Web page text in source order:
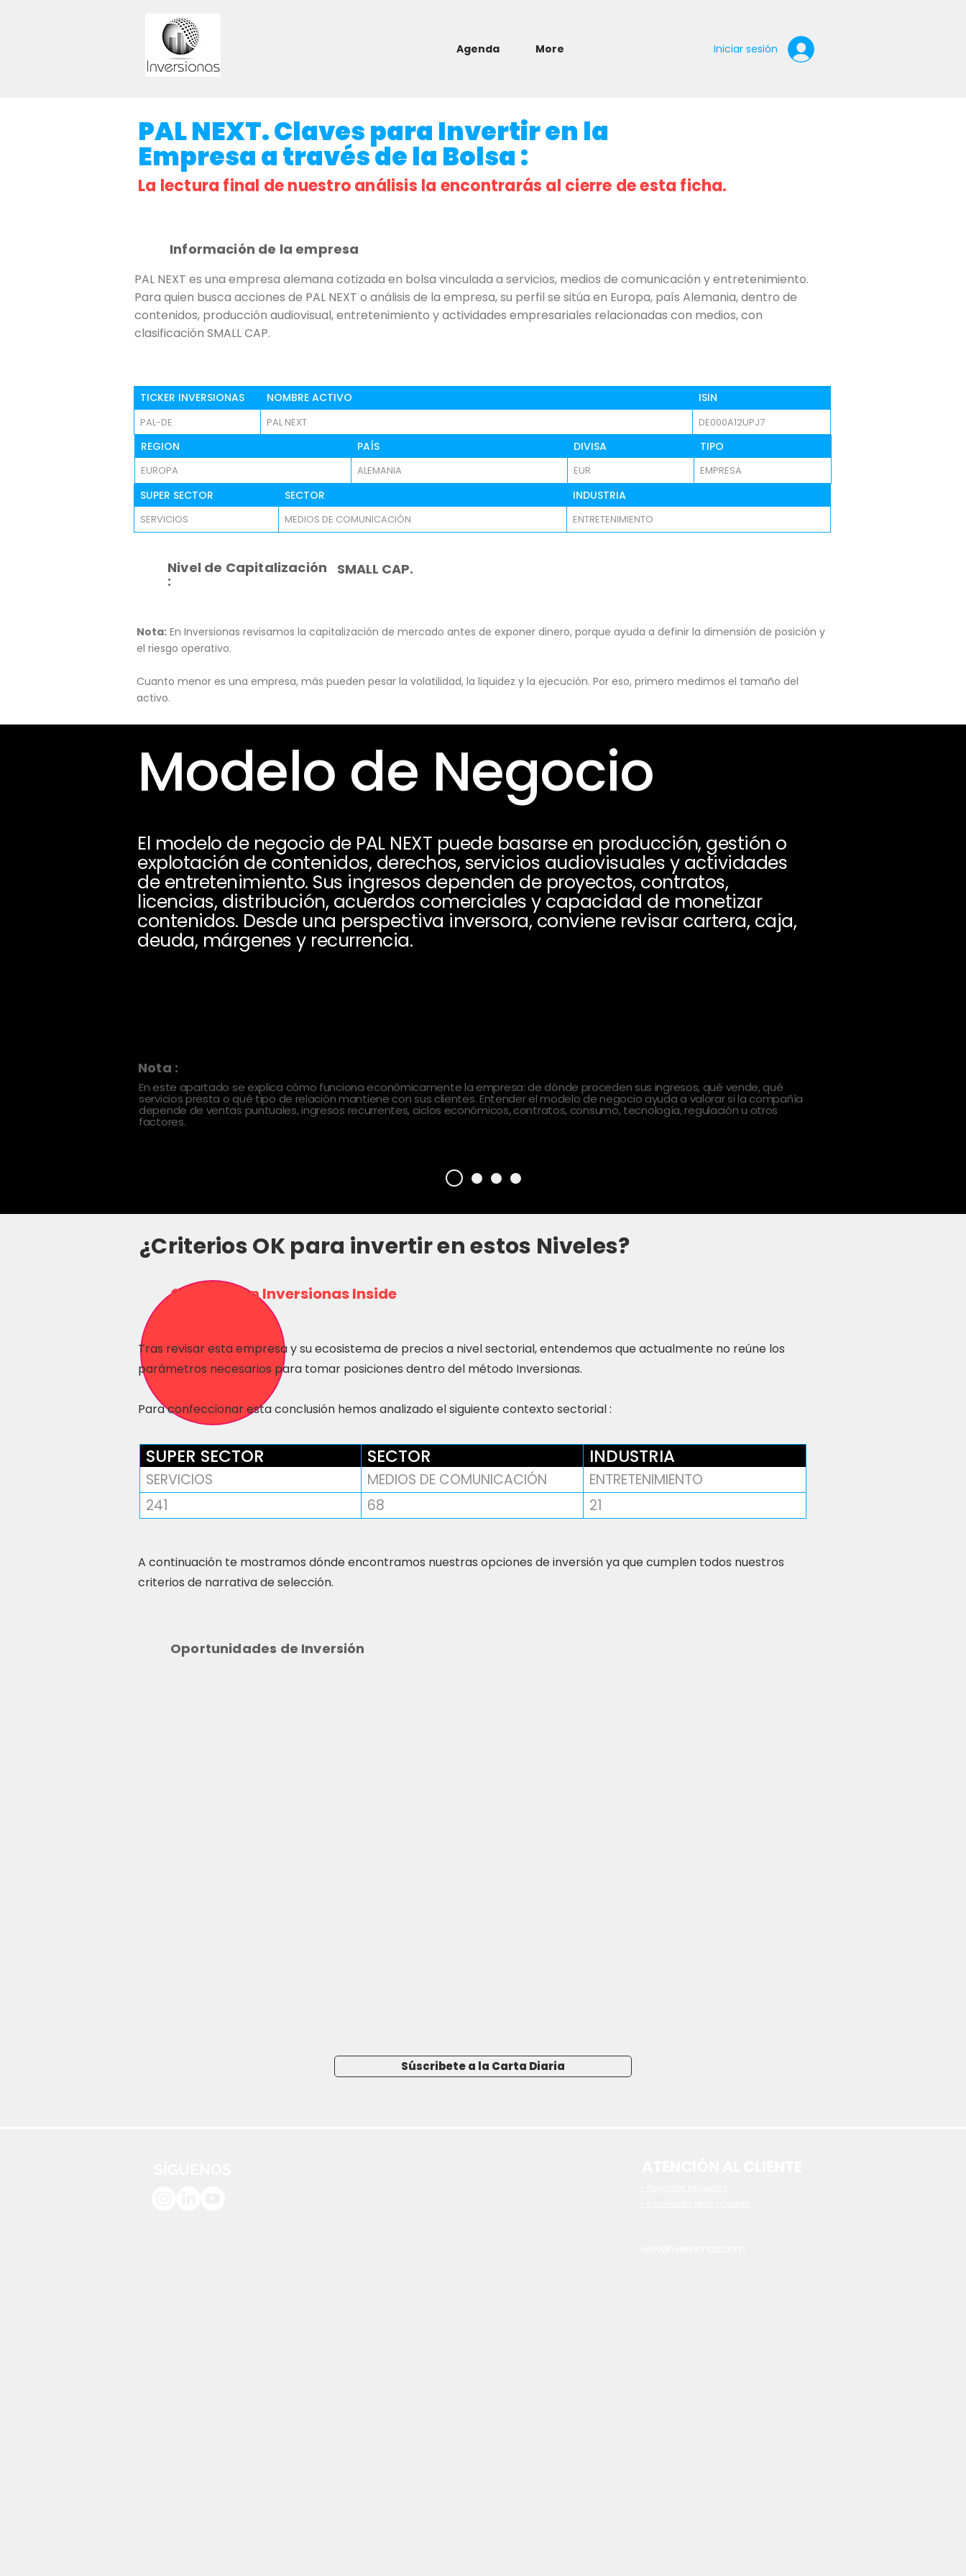
Agenda More Iniciar sesión
PAL NEXT. Claves para Invertir en la
Empresa a través de la Bolsa :
La lectura final de nuestro análisis la encontrarás al cierre de esta ficha.
Información de la empresa
PAL NEXT es una empresa alemana cotizada en bolsa vinculada a servicios, medios de comunicación y entretenimiento.
Para quien busca acciones de PAL NEXT o análisis de la empresa, su perfil se sitúa en Europa, país Alemania, dentro de
contenidos, producción audiovisual, entretenimiento y actividades empresariales relacionadas con medios, con
clasificación SMALL CAP.
TICKER INVERSIONAS NOMBRE ACTIVO ISIN
PAL-DE PAL NEXT DE000A12UPJ7
REGION PAÍS DIVISA TIPO
EUROPA ALEMANIA EUR EMPRESA
SUPER SECTOR SECTOR INDUSTRIA
SERVICIOS MEDIOS DE COMUNICACIÓN ENTRETENIMIENTO
Nivel de Capitalización
:
SMALL CAP.
Nota: En Inversionas revisamos la capitalización de mercado antes de exponer dinero, porque ayuda a definir la dimensión de posición y
el riesgo operativo.
Cuanto menor es una empresa, más pueden pesar la volatilidad, la liquidez y la ejecución. Por eso, primero medimos el tamaño del
activo.
Modelo de Negocio
El modelo de negocio de PAL NEXT puede basarse en producción, gestión o
explotación de contenidos, derechos, servicios audiovisuales y actividades
de entretenimiento. Sus ingresos dependen de proyectos, contratos,
licencias, distribución, acuerdos comerciales y capacidad de monetizar
contenidos. Desde una perspectiva inversora, conviene revisar cartera, caja,
deuda, márgenes y recurrencia.
Nota :
En este apartado se explica cómo funciona económicamente la empresa: de dónde proceden sus ingresos, qué vende, qué
servicios presta o qué tipo de relación mantiene con sus clientes. Entender el modelo de negocio ayuda a valorar si la compañía
depende de ventas puntuales, ingresos recurrentes, ciclos económicos, contratos, consumo, tecnología, regulación u otros
factores.
¿Criterios OK para invertir en estos Niveles?
Consulta en Inversionas Inside
Tras revisar esta empresa y su ecosistema de precios a nivel sectorial, entendemos que actualmente no reúne los
parámetros necesarios para tomar posiciones dentro del método Inversionas.
Para confeccionar esta conclusión hemos analizado el siguiente contexto sectorial :
SUPER SECTOR SECTOR INDUSTRIA
SERVICIOS MEDIOS DE COMUNICACIÓN
ENTRETENIMIENTO
241
68 21
A continuación te mostramos dónde encontramos nuestras opciones de inversión ya que cumplen todos nuestros
criterios de narrativa de selección.
Oportunidades de Inversión
Súscribete a la Carta Diaria